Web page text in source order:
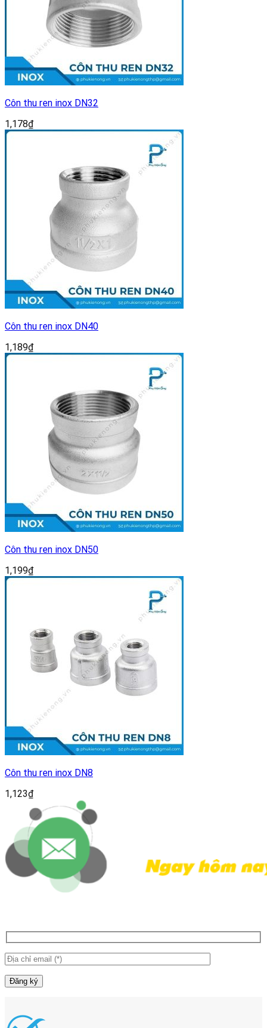
Côn thu ren inox DN32
1,178₫
Côn thu ren inox DN40
1,189₫
Côn thu ren inox DN50
1,199₫
Côn thu ren inox DN8
1,123₫